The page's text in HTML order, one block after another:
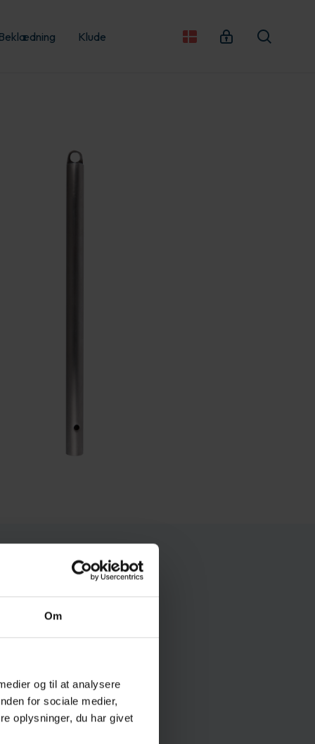
Om
og til at analysere
for sociale medier,
oplysninger, du har givet
Beklædning Klude
opgave. De er
at
denne opgave let.
er vigtigt for brug i
da der ikke er
bruger præcis den